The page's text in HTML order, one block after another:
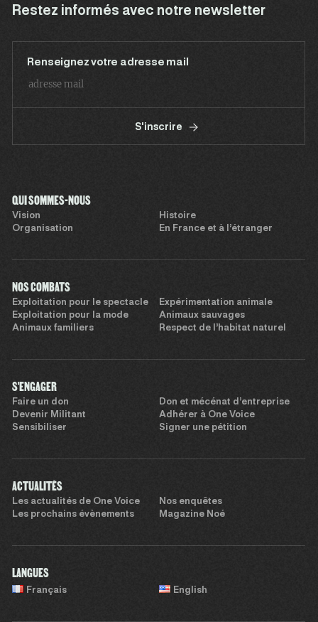
Restez informés avec notre newsletter
Renseignez votre adresse mail
S'inscrire
QUI SOMMES-NOUS
Vision
Histoire
Organisation
En France et à l’étranger
NOS COMBATS
Exploitation pour le spectacle
Expérimentation animale
Exploitation pour la mode
Animaux sauvages
Animaux familiers
Respect de l’habitat naturel
S'ENGAGER
Faire un don
Don et mécénat d’entreprise
Devenir Militant
Adhérer à One Voice
Sensibiliser
Signer une pétition
ACTUALITÉS
Les actualités de One Voice
Nos enquêtes
Les prochains évènements
Magazine Noé
LANGUES
Français English